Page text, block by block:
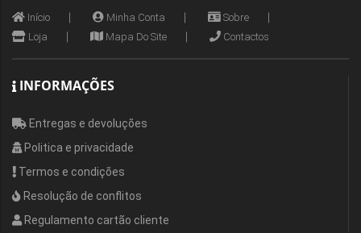
Início Minha Conta
Sobre
Loja
Mapa Do Site Contactos
INFORMAÇÕES
Entregas e devoluções
Politica e privacidade
Termos e condições
Resolução de conflitos
Regulamento cartão cliente